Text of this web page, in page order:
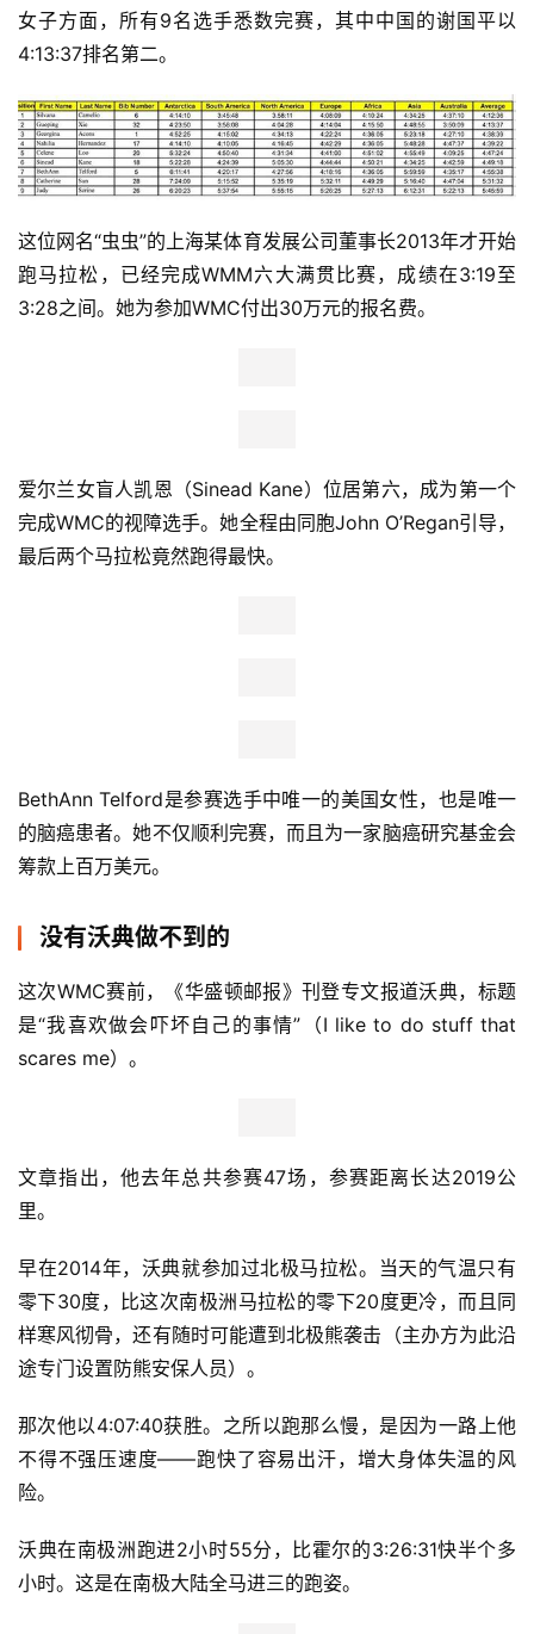
比
观
女子方面，所有9名选手悉数完赛，其中中国的谢国平以
4:13:37排名第二。
这位网名“虫虫”的上海某体育发展公司董事长2013年才开始
跑马拉松，已经完成WMM六大满贯比赛，成绩在3:19至
3:28之间。她为参加WMC付出30万元的报名费。
爱尔兰女盲人凯恩（Sinead Kane）位居第六，成为第一个
完成WMC的视障选手。她全程由同胞John O’Regan引导，
最后两个马拉松竟然跑得最快。
BethAnn Telford是参赛选手中唯一的美国女性，也是唯一
的脑癌患者。她不仅顺利完赛，而且为一家脑癌研究基金会
筹款上百万美元。
没有沃典做不到的
这次WMC赛前，《华盛顿邮报》刊登专文报道沃典，标题
是“我喜欢做会吓坏自己的事情”（I like to do stuff that
scares me）。
文章指出，他去年总共参赛47场，参赛距离长达2019公
里。
早在2014年，沃典就参加过北极马拉松。当天的气温只有
零下30度，比这次南极洲马拉松的零下20度更冷，而且同
样寒风彻骨，还有随时可能遭到北极熊袭击（主办方为此沿
途专门设置防熊安保人员）。
那次他以4:07:40获胜。之所以跑那么慢，是因为一路上他
不得不强压速度——跑快了容易出汗，增大身体失温的风
险。
沃典在南极洲跑进2小时55分，比霍尔的3:26:31快半个多
小时。这是在南极大陆全马进三的跑姿。